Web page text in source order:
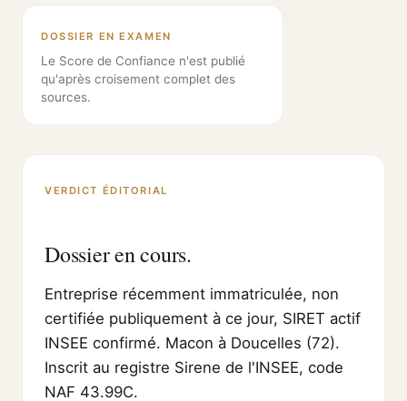
DOSSIER EN EXAMEN
Le Score de Confiance n'est publié
qu'après croisement complet des
sources.
VERDICT ÉDITORIAL
Dossier en cours.
Entreprise récemment immatriculée, non
certifiée publiquement à ce jour, SIRET actif
INSEE confirmé. Macon à Doucelles (72).
Inscrit au registre Sirene de l'INSEE, code
NAF 43.99C.